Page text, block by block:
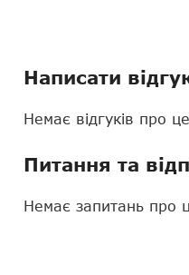
Написати
Немає відгуків про
Питання та
Немає запитань про